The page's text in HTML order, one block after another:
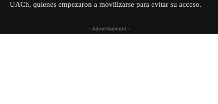
UACh, quienes empezaron a movilizarse para evitar su acceso.
- Advertisement -